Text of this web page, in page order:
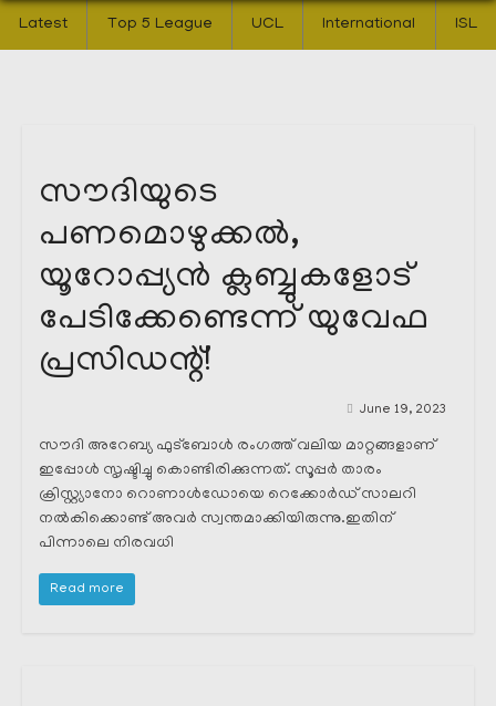
Latest Top 5 League UCL International ISL
സൗദിയുടെ
പണമൊഴുക്കൽ,
യൂറോപ്പ്യൻ ക്ലബ്ബുകളോട്
പേടിക്കേണ്ടെന്ന് യുവേഫ
പ്രസിഡന്റ്!
June 19, 2023
സൗദി അറേബ്യ ഫുട്ബോൾ രംഗത്ത് വലിയ മാറ്റങ്ങളാണ്
ഇപ്പോൾ സൃഷ്ടിച്ചു കൊണ്ടിരിക്കുന്നത്. സൂപ്പർ താരം
ക്രിസ്റ്റ്യാനോ റൊണാൾഡോയെ റെക്കോർഡ് സാലറി
നൽകിക്കൊണ്ട് അവർ സ്വന്തമാക്കിയിരുന്നു.ഇതിന്
പിന്നാലെ നിരവധി
Read more